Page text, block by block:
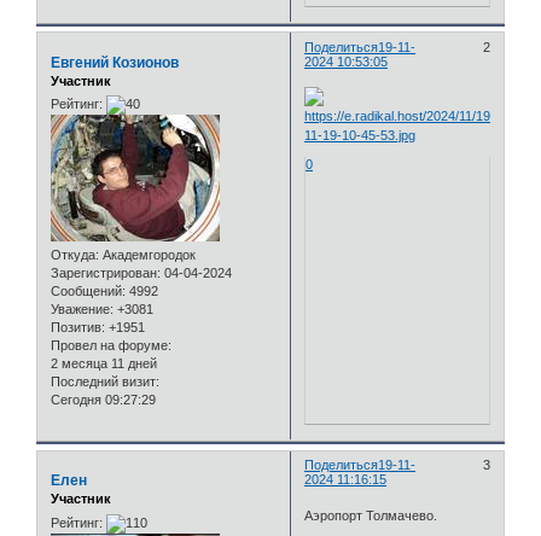
Поделиться 2
19-11-
2024 10:53:05
Евгений Козионов
Участник
Рейтинг:
Откуда: Академгородок
Зарегистрирован: 04-04-2024
Сообщений: 4992
Уважение: +3081
Позитив: +1951
Провел на форуме:
2 месяца 11 дней
Последний визит:
Сегодня 09:27:29
0
Поделиться 3
19-11-
2024 11:16:15
Елен
Участник
Рейтинг:
Аэропорт Толмачево.